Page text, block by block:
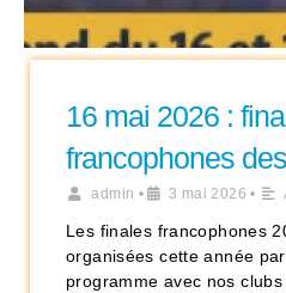
16 mai 2026 :
francophones
admin • 3 mai 2026 •
Les finales francophones
organisées cette année
programme avec nos